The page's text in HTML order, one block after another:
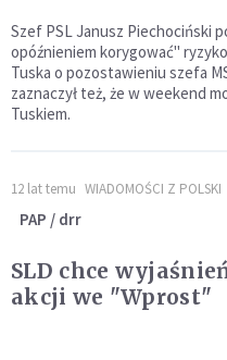
Szef PSL Janusz Piechociński
opóźnieniem korygować"
Tuska o pozostawieniu szefa
zaznaczył też, że w weekend
Tuskiem.
12 lat temu WIADOMOŚCI Z POLSKI
PAP / drr
SLD chce
akcji we "Wprost"